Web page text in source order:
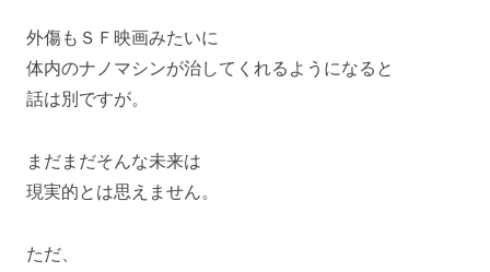
外傷もＳＦ映画みたいに
体内のナノマシンが治してくれるようになると
話は別ですが。
まだまだそんな未来は
現実的とは思えません。
ただ、